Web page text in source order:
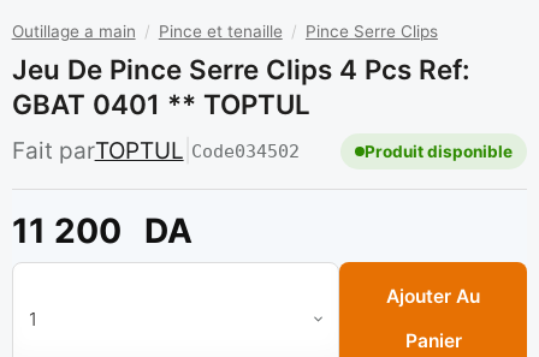
Outillage a main / Pince et tenaille / Pince Serre Clips
Jeu De Pince Serre Clips 4 Pcs Ref:
GBAT 0401 ** TOPTUL
Fait parTOPTUL Code034502 Produit disponible
11 200 DA
quantité de Jeu de pince serre clips 4 pcs Ref: GBAT 0401 **
Ajouter Au
Panier